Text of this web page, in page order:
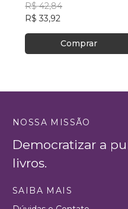
R$ 42,84
R$ 33,92
Comprar
NOSSA MISSÃO
Democratizar a
livros.
SAIBA MAIS